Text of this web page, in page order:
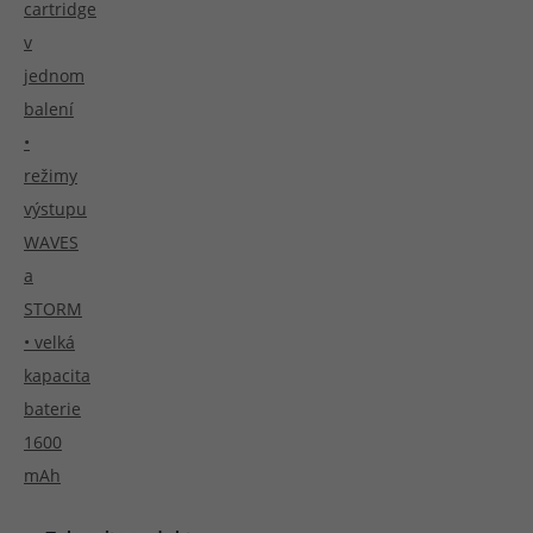
cartridge
v
jednom
balení
•
režimy
výstupu
WAVES
a
STORM
• velká
kapacita
baterie
1600
mAh